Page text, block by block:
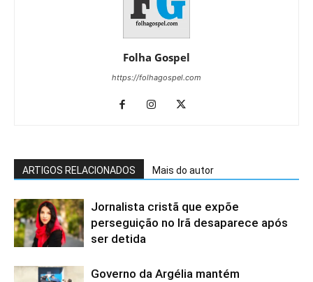
Folha Gospel
https://folhagospel.com
ARTIGOS RELACIONADOS Mais do autor
Jornalista cristã que expõe
perseguição no Irã desaparece após
ser detida
Governo da Argélia mantém